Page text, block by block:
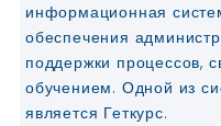
информационная
обеспечения
поддержки процессов,
обучением. Одной из
является Геткурс.